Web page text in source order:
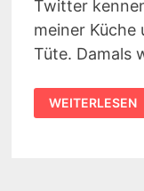
Twitter
meiner Küche
Tüte. Damals
REZEPT:
WEITERLESEN